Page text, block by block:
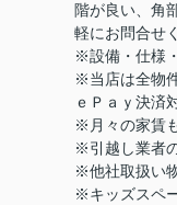
階が良い、角
軽にお問合せ
※設備・仕様
※当店は全物
ｅＰａｙ決済
※月々の家賃
※引越し業者
※他社取扱い
※キッズスペ